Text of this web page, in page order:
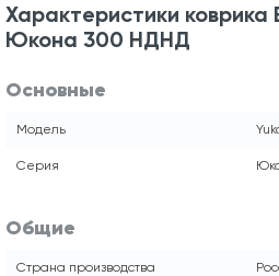
Характеристики коврика
Юкона 300 НДНД
Основные
Модель
Серия
Общие
Страна производства